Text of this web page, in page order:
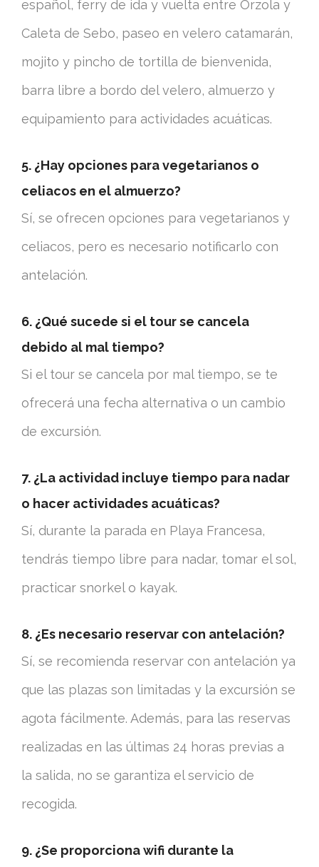
español, ferry de ida y vuelta entre Órzola y
Caleta de Sebo, paseo en velero catamarán,
mojito y pincho de tortilla de bienvenida,
barra libre a bordo del velero, almuerzo y
equipamiento para actividades acuáticas.
5. ¿Hay opciones para vegetarianos o
celiacos en el almuerzo?
Sí, se ofrecen opciones para vegetarianos y
celiacos, pero es necesario notificarlo con
antelación.
6. ¿Qué sucede si el tour se cancela
debido al mal tiempo?
Si el tour se cancela por mal tiempo, se te
ofrecerá una fecha alternativa o un cambio
de excursión.
7. ¿La actividad incluye tiempo para nadar
o hacer actividades acuáticas?
Sí, durante la parada en Playa Francesa,
tendrás tiempo libre para nadar, tomar el sol,
practicar snorkel o kayak.
8. ¿Es necesario reservar con antelación?
Sí, se recomienda reservar con antelación ya
que las plazas son limitadas y la excursión se
agota fácilmente. Además, para las reservas
realizadas en las últimas 24 horas previas a
la salida, no se garantiza el servicio de
recogida.
9. ¿Se proporciona wifi durante la